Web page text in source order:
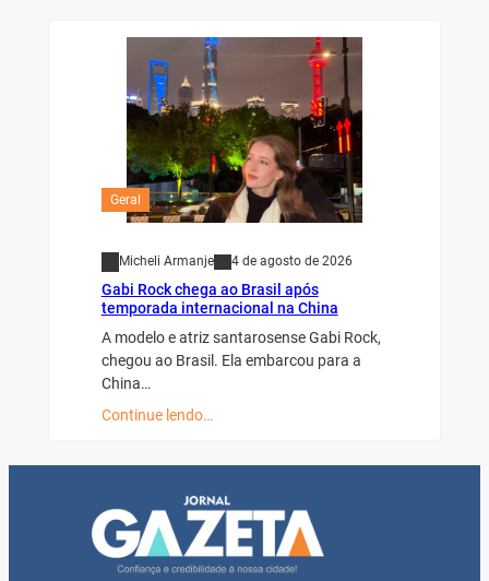
Geral
Micheli Armanje 4 de agosto de 2026
Gabi Rock chega ao Brasil após
temporada internacional na China
A modelo e atriz santarosense Gabi Rock,
chegou ao Brasil. Ela embarcou para a
China…
Continue lendo…